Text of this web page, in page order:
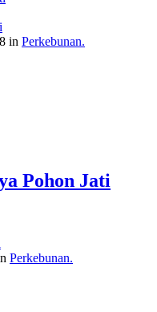
in Perkebunan.
Pohon Jati
Perkebunan.